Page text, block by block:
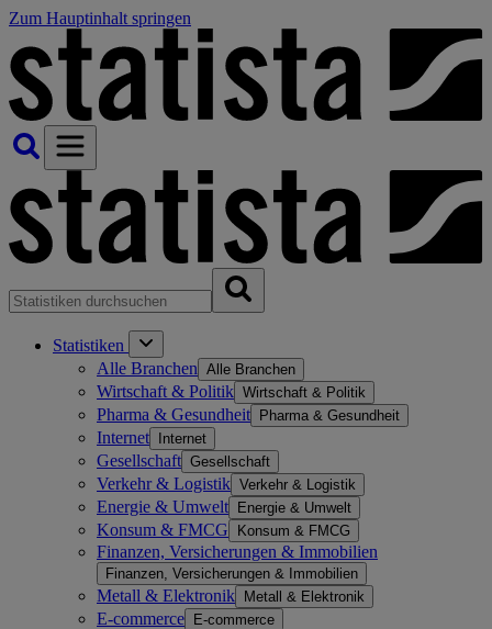
Zum Hauptinhalt springen
Statistiken
Alle Branchen Alle Branchen
Wirtschaft & Politik Wirtschaft & Politik
Pharma & Gesundheit Pharma & Gesundheit
Internet Internet
Gesellschaft Gesellschaft
Verkehr & Logistik Verkehr & Logistik
Energie & Umwelt Energie & Umwelt
Konsum & FMCG Konsum & FMCG
Finanzen, Versicherungen & Immobilien
Finanzen, Versicherungen & Immobilien
Metall & Elektronik Metall & Elektronik
E-commerce E-commerce